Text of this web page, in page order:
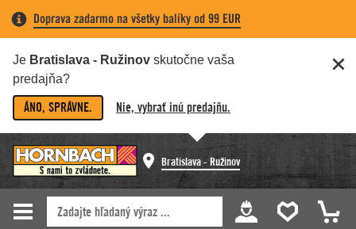
Doprava zadarmo na všetky balíky od 99 EUR
Je Bratislava - Ružinov skutočne vaša
predajňa?
ÁNO, SPRÁVNE. Nie, vybrať inú predajňu.
Bratislava - Ružinov